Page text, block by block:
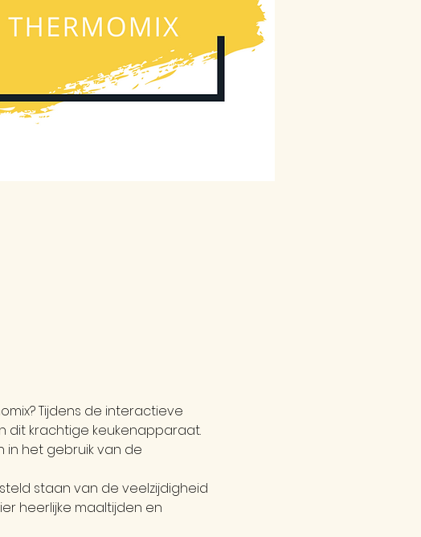
Tijdens de interactieve
dit krachtige keukenapparaat.
in het gebruik van de
staan van de veelzijdigheid
heerlijke maaltijden en